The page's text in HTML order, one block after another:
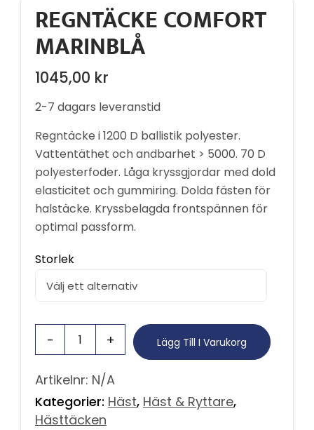
REGNTÄCKE COMFORT
MARINBLÅ
1045,00 kr
2-7 dagars leveranstid
Regntäcke i 1200 D ballistik polyester.
Vattentäthet och andbarhet > 5000. 70 D
polyesterfoder. Låga kryssgjordar med dold
elasticitet och gummiring. Dolda fästen för
halstäcke. Kryssbelagda frontspännen för
optimal passform.
Storlek
Lägg Till I Varukorg
Artikelnr: N/A
Kategorier: Häst, Häst & Ryttare,
Hästtäcken